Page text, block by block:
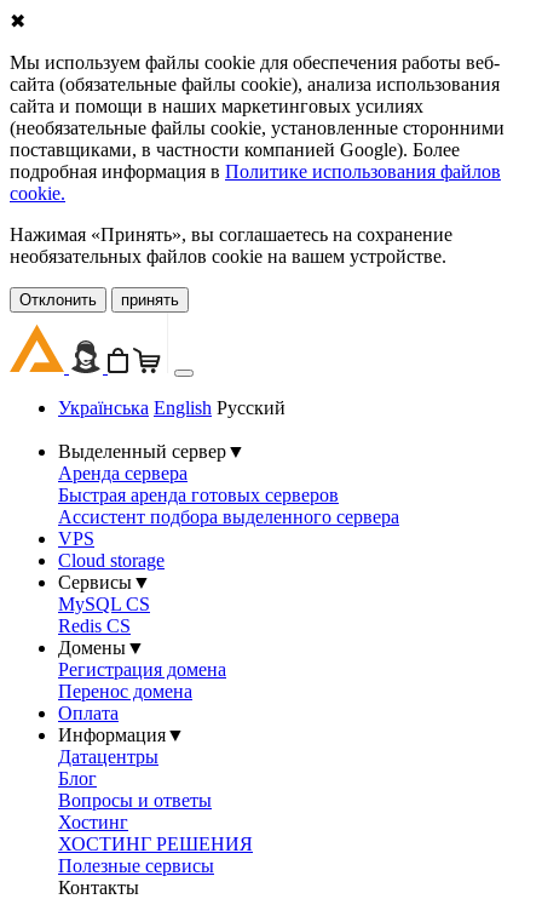
✖
Мы используем файлы cookie для обеспечения работы веб-
сайта (обязательные файлы cookie), анализа использования
сайта и помощи в наших маркетинговых усилиях
(необязательные файлы cookie, установленные сторонними
поставщиками, в частности компанией Google). Более
подробная информация в Политике использования файлов
cookie.
Нажимая «Принять», вы соглашаетесь на сохранение
необязательных файлов cookie на вашем устройстве.
Oтклонить принять
Українська English Русский
Выделенный сервер▼
Аренда сервера
Быстрая аренда готовых серверов
Ассистент подбора выделенного сервера
VPS
Cloud storage
Сервисы▼
MySQL CS
Redis CS
Домены▼
Регистрация домена
Перенос домена
Оплата
Информация▼
Датацентры
Блог
Вопросы и ответы
Хостинг
ХОСТИНГ РЕШЕНИЯ
Полезные сервисы
Контакты